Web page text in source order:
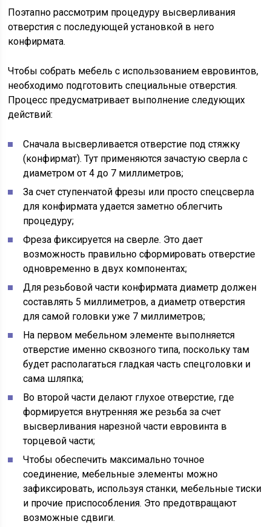
Поэтапно рассмотрим процедуру высверливания
отверстия с последующей установкой в него
конфирмата.
Чтобы собрать мебель с использованием евровинтов,
необходимо подготовить специальные отверстия.
Процесс предусматривает выполнение следующих
действий:
Сначала высверливается отверстие под стяжку
(конфирмат). Тут применяются зачастую сверла с
диаметром от 4 до 7 миллиметров;
За счет ступенчатой фрезы или просто спецсверла
для конфирмата удается заметно облегчить
процедуру;
Фреза фиксируется на сверле. Это дает
возможность правильно сформировать отверстие
одновременно в двух компонентах;
Для резьбовой части конфирмата диаметр должен
составлять 5 миллиметров, а диаметр отверстия
для самой головки уже 7 миллиметров;
На первом мебельном элементе выполняется
отверстие именно сквозного типа, поскольку там
будет располагаться гладкая часть спецголовки и
сама шляпка;
Во второй части делают глухое отверстие, где
формируется внутренняя же резьба за счет
высверливания нарезной части евровинта в
торцевой части;
Чтобы обеспечить максимально точное
соединение, мебельные элементы можно
зафиксировать, используя станки, мебельные тиски
и прочие приспособления. Это предотвращают
возможные сдвиги.